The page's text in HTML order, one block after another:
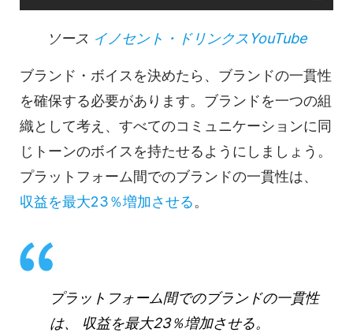
ソース イノセント・ドリンクスYouTube
ブランド・ボイスを決めたら、ブランドの一貫性
を確保する必要があります。ブランドを一つの組
織として考え、すべてのコミュニケーションに同
じトーンのボイスを持たせるようにしましょう。
プラットフォーム間でのブランドの一貫性は、
収益を最大23％増加させる。
プラットフォーム間でのブランドの一貫性
は、 収益を最大23％増加させる。